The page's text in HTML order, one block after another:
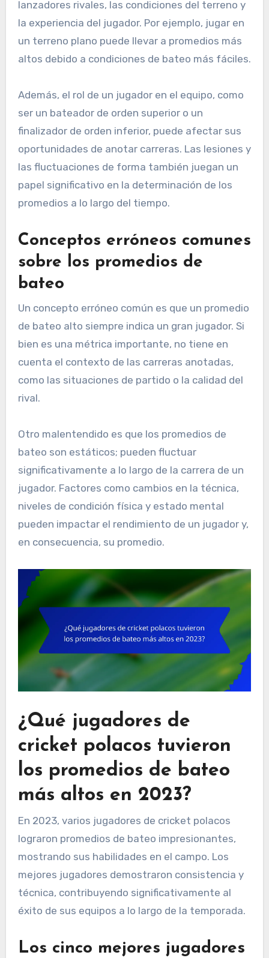
lanzadores rivales, las condiciones del terreno y
la experiencia del jugador. Por ejemplo, jugar en
un terreno plano puede llevar a promedios más
altos debido a condiciones de bateo más fáciles.
Además, el rol de un jugador en el equipo, como
ser un bateador de orden superior o un
finalizador de orden inferior, puede afectar sus
oportunidades de anotar carreras. Las lesiones y
las fluctuaciones de forma también juegan un
papel significativo en la determinación de los
promedios a lo largo del tiempo.
Conceptos erróneos comunes
sobre los promedios de
bateo
Un concepto erróneo común es que un promedio
de bateo alto siempre indica un gran jugador. Si
bien es una métrica importante, no tiene en
cuenta el contexto de las carreras anotadas,
como las situaciones de partido o la calidad del
rival.
Otro malentendido es que los promedios de
bateo son estáticos; pueden fluctuar
significativamente a lo largo de la carrera de un
jugador. Factores como cambios en la técnica,
niveles de condición física y estado mental
pueden impactar el rendimiento de un jugador y,
en consecuencia, su promedio.
¿Qué jugadores de
cricket polacos tuvieron
los promedios de bateo
más altos en 2023?
En 2023, varios jugadores de cricket polacos
lograron promedios de bateo impresionantes,
mostrando sus habilidades en el campo. Los
mejores jugadores demostraron consistencia y
técnica, contribuyendo significativamente al
éxito de sus equipos a lo largo de la temporada.
Los cinco mejores jugadores